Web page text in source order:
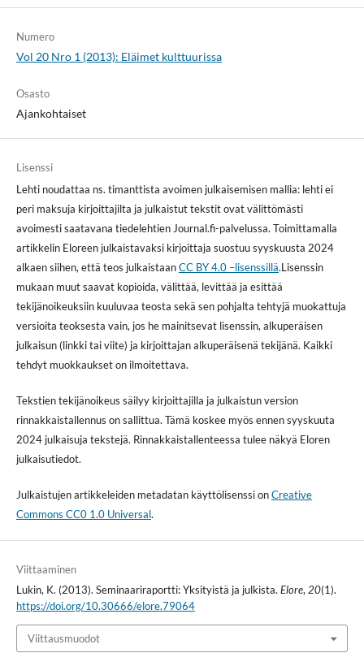
Numero
Vol 20 Nro 1 (2013): Eläimet kulttuurissa
Osasto
Ajankohtaiset
Lisenssi
Lehti noudattaa ns. timanttista avoimen julkaisemisen mallia: lehti ei
peri maksuja kirjoittajilta ja julkaistut tekstit ovat välittömästi
avoimesti saatavana tiedelehtien Journal.fi-palvelussa. Toimittamalla
artikkelin Eloreen julkaistavaksi kirjoittaja suostuu syyskuusta 2024
alkaen siihen, että teos julkaistaanCC BY 4.0 –lisenssillä.Lisenssin
mukaan muut saavat kopioida, välittää, levittää ja esittää
tekijänoikeuksiin kuuluvaa teosta sekä sen pohjalta tehtyjä muokattuja
versioita teoksesta vain, jos he mainitsevat lisenssin, alkuperäisen
julkaisun (linkki tai viite) ja kirjoittajan alkuperäisenä tekijänä. Kaikki
tehdyt muokkaukset on ilmoitettava.
Tekstien tekijänoikeus säilyy kirjoittajilla ja julkaistun version
rinnakkaistallennus on sallittua. Tämä koskee myös ennen syyskuuta
2024 julkaisuja tekstejä. Rinnakkaistallenteessa tulee näkyä Eloren
julkaisutiedot.
Julkaistujen artikkeleiden metadatan käyttölisenssi onCreative
Commons CC0 1.0 Universal.
Viittaaminen
Lukin, K. (2013). Seminaariraportti: Yksityistä ja julkista. Elore, 20(1).
https://doi.org/10.30666/elore.79064
Viittausmuodot